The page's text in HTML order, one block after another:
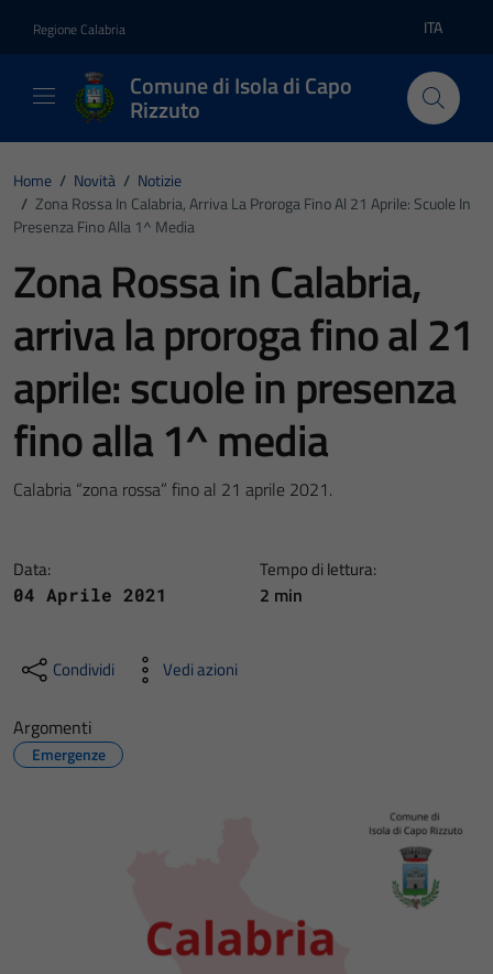
Regione Calabria Lingua
ITA
Comune di Isola di Capo
Rizzuto
Home / Novità / Notizie
/ Zona Rossa In Calabria, Arriva La Proroga Fino Al 21 Aprile: Scuole In
Presenza Fino Alla 1^ Media
Zona Rossa in Calabria,
arriva la proroga fino al 21
aprile: scuole in presenza
fino alla 1^ media
Calabria “zona rossa” fino al 21 aprile 2021.
Data:
04 Aprile 2021
Tempo di lettura:
2 min
Condividi Vedi azioni
Argomenti
Emergenze